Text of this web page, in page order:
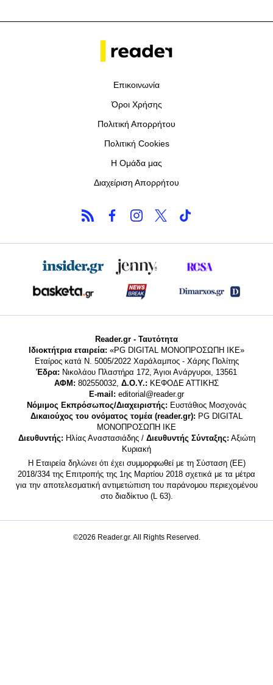
Επικοινωνία
Όροι Χρήσης
Πολιτική Απορρήτου
Πολιτική Cookies
Η Ομάδα μας
Διαχείριση Απορρήτου
Reader.gr - Ταυτότητα
Ιδιοκτήτρια εταιρεία: «PG DIGITAL MONΟΠΡΟΣΩΠΗ ΙΚΕ»
Εταίρος κατά Ν. 5005/2022 Χαράλαμπος - Χάρης Πολίτης
Έδρα: Νικολάου Πλαστήρα 172, Άγιοι Ανάργυροι, 13561
ΑΦΜ: 802550032, Δ.Ο.Υ.: ΚΕΦΟΔΕ ΑΤΤΙΚΗΣ
E-mail: editorial@reader.gr
Νόμιμος Εκπρόσωπος/Διαχειριστής: Ευστάθιος Μοσχονάς
Δικαιούχος του ονόματος τομέα (reader.gr): PG DIGITAL
MONΟΠΡΟΣΩΠΗ ΙΚΕ
Διευθυντής: Ηλίας Αναστασιάδης / Διευθυντής Σύνταξης: Αξιώτη
Κυριακή
Η Εταιρεία δηλώνει ότι έχει συμμορφωθεί με τη Σύσταση (ΕΕ)
2018/334 της Επιτροπής της 1ης Μαρτίου 2018 σχετικά με τα μέτρα
για την αποτελεσματική αντιμετώπιση του παράνομου περιεχομένου
στο διαδίκτυο (L 63).
©2026 Reader.gr. All Rights Reserved.